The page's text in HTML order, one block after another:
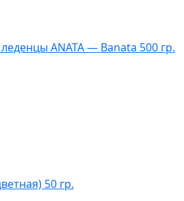
ANATA — Banata 500 гр.